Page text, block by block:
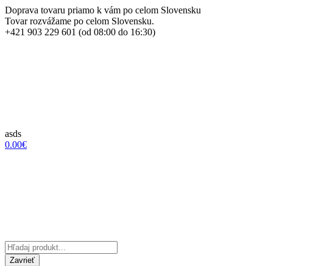
Doprava tovaru priamo k vám po celom Slovensku
Tovar rozvážame po celom Slovensku.
+421 903 229 601 (od 08:00 do 16:30)
asds
0.00€
Zavrieť